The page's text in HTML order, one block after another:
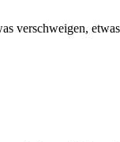
verschweigen,